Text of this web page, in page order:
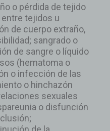
o pérdida de tejido
tejidos u
de cuerpo extraño,
sangrado o
de sangre o líquido
(hematoma o
o infección de las
o hinchazón
sexuales
o disfunción